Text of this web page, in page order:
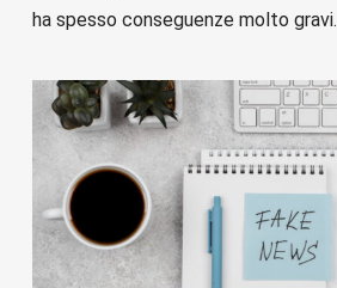
ha spesso conseguenze molto gravi.